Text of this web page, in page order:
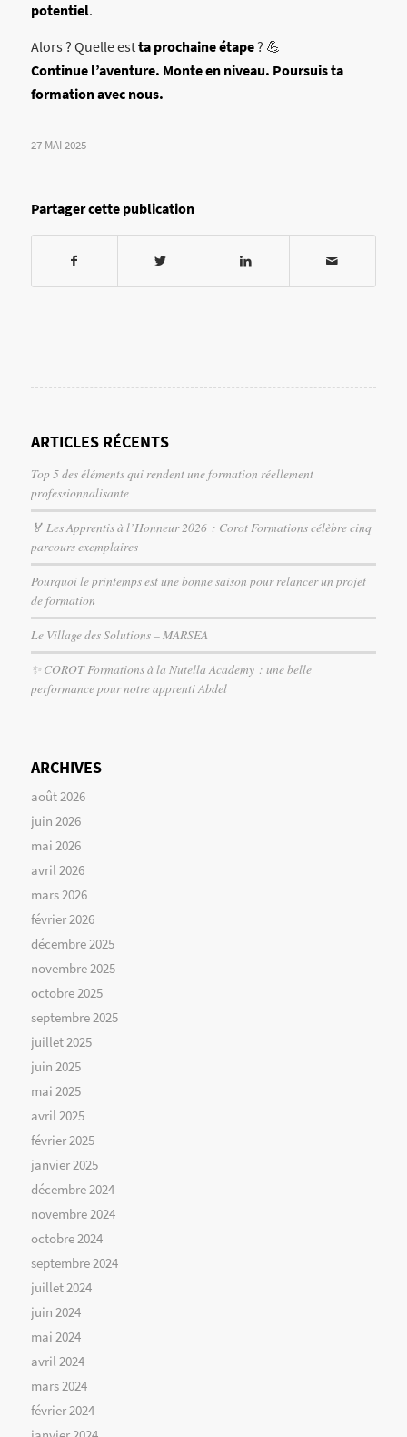
potentiel.
Alors ? Quelle estta prochaine étape? 💪
Continue l’aventure. Monte en niveau. Poursuis ta
formation avec nous.
27 MAI 2025
Partager cette publication
ARTICLES RÉCENTS
Top 5 des éléments qui rendent une formation réellement
professionnalisante
🏅 Les Apprentis à l’Honneur 2026 : Corot Formations célèbre cinq
parcours exemplaires
Pourquoi le printemps est une bonne saison pour relancer un projet
de formation
Le Village des Solutions – MARSEA
✨ COROT Formations à la Nutella Academy : une belle
performance pour notre apprenti Abdel
ARCHIVES
août 2026
juin 2026
mai 2026
avril 2026
mars 2026
février 2026
décembre 2025
novembre 2025
octobre 2025
septembre 2025
juillet 2025
juin 2025
mai 2025
avril 2025
février 2025
janvier 2025
décembre 2024
novembre 2024
octobre 2024
septembre 2024
juillet 2024
juin 2024
mai 2024
avril 2024
mars 2024
février 2024